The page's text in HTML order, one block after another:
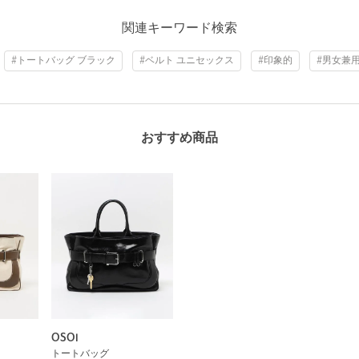
関連キーワード検索
#トートバッグ ブラック #ベルト ユニセックス #印象的 #男女兼用
おすすめ商品
OSOI
トートバッグ